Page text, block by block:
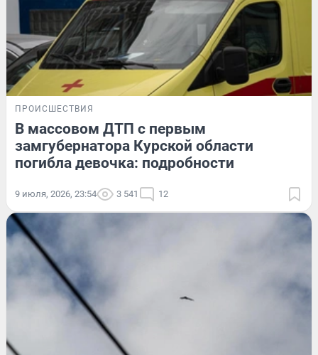
ПРОИСШЕСТВИЯ
В массовом ДТП с первым
замгубернатора Курской области
погибла девочка: подробности
9 июля, 2026, 23:54 3 541 12